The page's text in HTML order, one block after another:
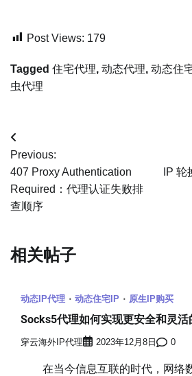
Post Views: 179
Tagged 住宅代理, 动态代理, 动态住
虫代理
文
章
导
Previous:
407 Proxy Authentication
Required：代理认证失败排
查顺序
IP
相关帖子
动态IP代理 动态住宅IP 原生IP购买
Socks5代理如何实现更安全和灵活
穿云海外IP代理 2023年12月8日 0
在当今信息互联的时代，网络